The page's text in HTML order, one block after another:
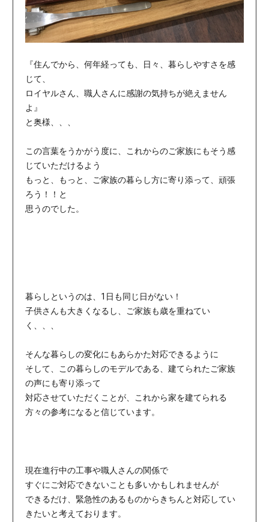
『住んでから、何年経っても、日々、暮らしやすさを感
じて、
ロイヤルさん、職人さんに感謝の気持ちが絶えません
よ』
と奥様、、、
この言葉をうかがう度に、これからのご家族にもそう感
じていただけるよう
もっと、もっと、ご家族の暮らし方に寄り添って、頑張
ろう！！と
思うのでした。
暮らしというのは、1日も同じ日がない！
子供さんも大きくなるし、ご家族も歳を重ねてい
く、、、
そんな暮らしの変化にもあらかた対応できるように
そして、この暮らしのモデルである、建てられたご家族
の声にも寄り添って
対応させていただくことが、これから家を建てられる
方々の参考になると信じています。
現在進行中の工事や職人さんの関係で
すぐにご対応できないことも多いかもしれませんが
できるだけ、緊急性のあるものからきちんと対応してい
きたいと考えております。